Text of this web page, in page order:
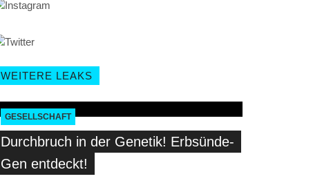
WEITERE LEAKS
GESELLSCHAFT
Durchbruch in der Genetik! Erbsünde-
Gen entdeckt!